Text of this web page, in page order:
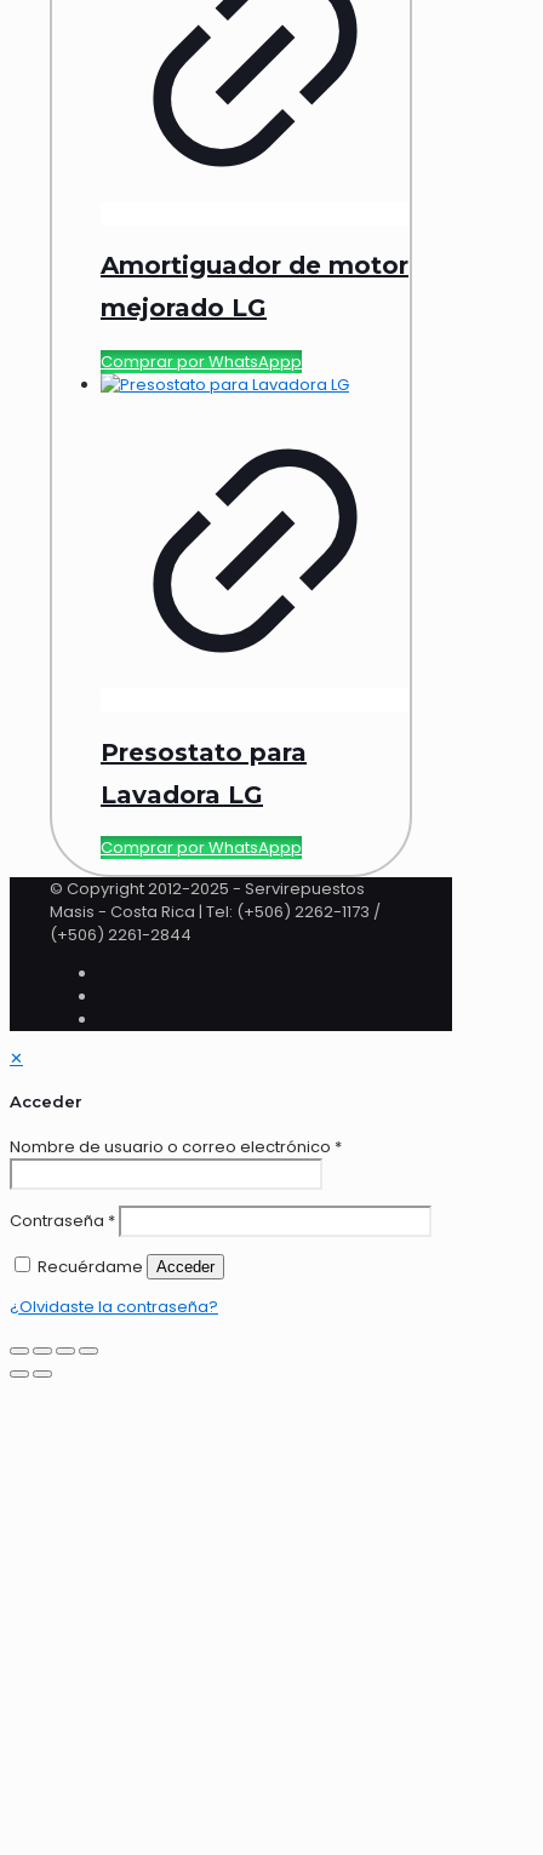
Amortiguador de motor
mejorado LG
Comprar por WhatsAppp
Presostato para
Lavadora LG
Comprar por WhatsAppp
© Copyright 2012-2025 - Servirepuestos
Masis - Costa Rica | Tel: (+506) 2262-1173 /
(+506) 2261-2844
✕
Acceder
Nombre de usuario o correo electrónico *
Contraseña *
Recuérdame
Acceder
¿Olvidaste la contraseña?